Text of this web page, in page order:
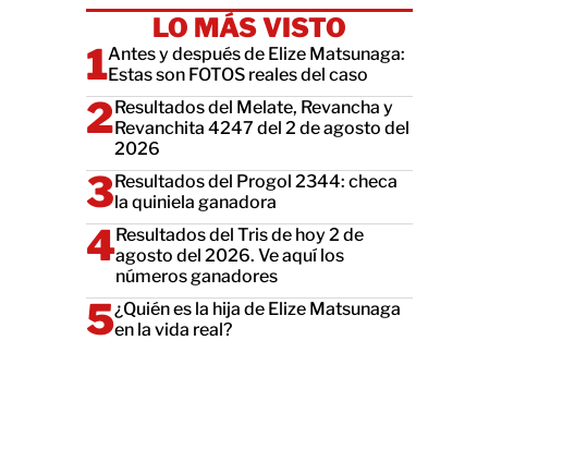
LO MÁS VISTO
Antes y después de Elize Matsunaga:
Estas son FOTOS reales del caso
Resultados del Melate, Revancha y
Revanchita 4247 del 2 de agosto del
2026
Resultados del Progol 2344: checa
la quiniela ganadora
Resultados del Tris de hoy 2 de
agosto del 2026. Ve aquí los
números ganadores
¿Quién es la hija de Elize Matsunaga
en la vida real?